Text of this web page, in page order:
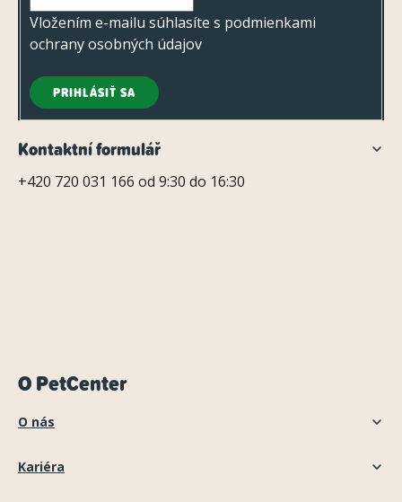
Vložením e-mailu súhlasíte s podmienkami
ochrany osobných údajov
PRIHLÁSIŤ SA
Kontaktní formulář
+420 720 031 166 od 9:30 do 16:30
O PetCenter
O nás
Kariéra